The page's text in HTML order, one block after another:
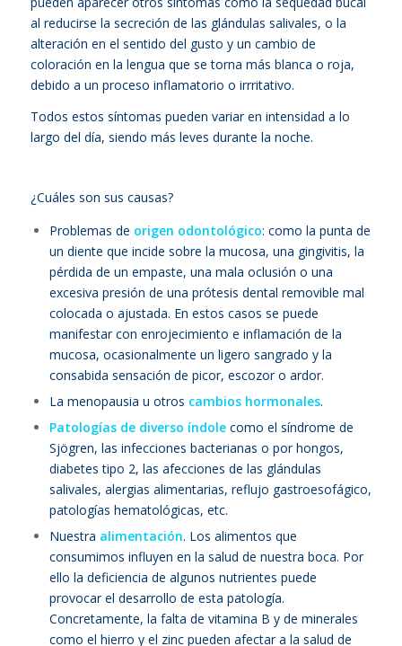
al reducirse la secreción de las glándulas salivales, o la
alteración en el sentido del gusto y un cambio de
coloración en la lengua que se torna más blanca o roja,
debido a un proceso inflamatorio o irrritativo.
Todos estos síntomas pueden variar en intensidad a lo
largo del día, siendo más leves durante la noche.
¿Cuáles son sus causas?
Problemas de origen odontológico: como la punta de
un diente que incide sobre la mucosa, una gingivitis, la
pérdida de un empaste, una mala oclusión o una
excesiva presión de una prótesis dental removible mal
colocada o ajustada. En estos casos se puede
manifestar con enrojecimiento e inflamación de la
mucosa, ocasionalmente un ligero sangrado y la
consabida sensación de picor, escozor o ardor.
La menopausia u otros cambios hormonales.
Patologías de diverso índolecomo el síndrome de
Sjögren, las infecciones bacterianas o por hongos,
diabetes tipo 2, las afecciones de las glándulas
salivales, alergias alimentarias, reflujo gastroesofágico,
patologías hematológicas, etc.
Nuestra alimentación. Los alimentos que
consumimos influyen en la salud de nuestra boca. Por
ello la deficiencia de algunos nutrientes puede
provocar el desarrollo de esta patología.
Concretamente, la falta de vitamina B y de minerales
como el hierro y el zinc pueden afectar a la salud de